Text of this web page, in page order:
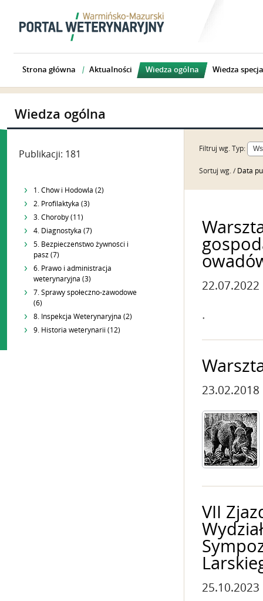
Strona główna Aktualności Wiedza ogólna Wiedza
Wiedza ogólna
Publikacji: 181
1. Chów i Hodowla (2)
2. Profilaktyka (3)
3. Choroby (11)
4. Diagnostyka (7)
5. Bezpieczeństwo żywności i
pasz (7)
6. Prawo i administracja
weterynaryjna (3)
7. Sprawy społeczno-zawodowe
(6)
8. Inspekcja Weterynaryjna (2)
9. Historia weterynarii (12)
Filtruj wg. Typ:
Sortuj wg. / Data
.
VII